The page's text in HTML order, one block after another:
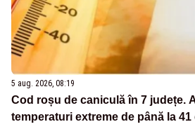
5 aug. 2026, 08:19
Cod roșu de caniculă în 7 județe.
temperaturi extreme de până la